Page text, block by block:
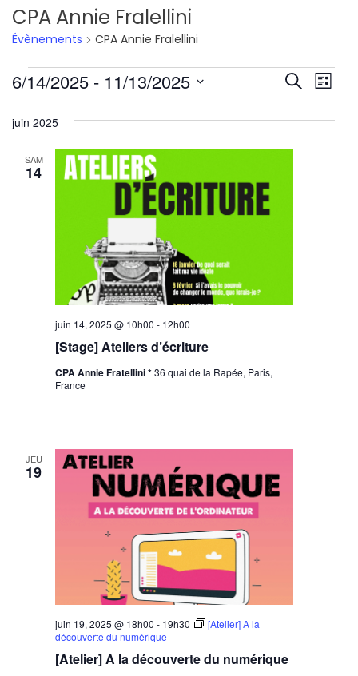
CPA Annie Fralellini
Évènements CPA Annie Fralellini
Évènements
et
Recherche
Liste
6/14/2025 - 11/13/2025
une
juin 2025
SAM
14
[Stage] Ateliers d’écriture
juin 14, 2025 @ 10h00 - 12h00
CPA Annie Fratellini *36 quai de la Rapée, Paris,
France
JEU
19
[Atelier] A la découverte du numérique
juin 19, 2025 @ 18h00 - 19h30
[Atelier] A la
découverte du numérique